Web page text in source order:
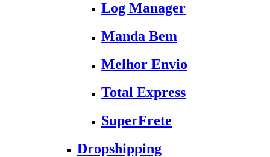
Log Manager
Manda Bem
Melhor Envio
Total Express
SuperFrete
Dropshipping